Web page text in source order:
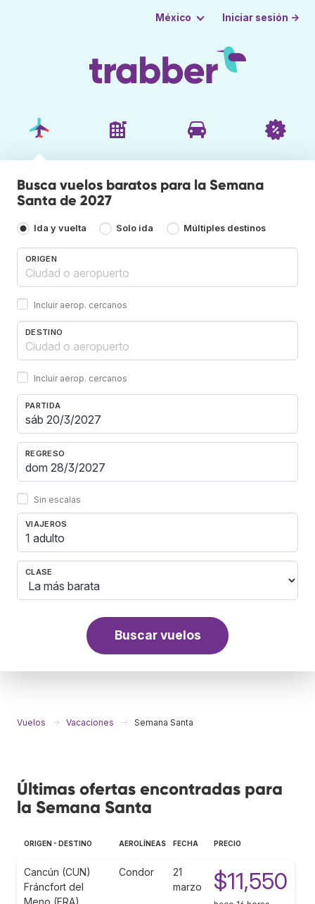
México Iniciar sesión →
Busca vuelos baratos para la Semana
Santa de 2027
Ida y vuelta Solo ida Múltiples destinos
ORIGEN
Incluir aerop. cercanos
DESTINO
Incluir aerop. cercanos
PARTIDA
REGRESO
Sin escalas
VIAJEROS
1 adulto
CLASE
Buscar vuelos
Vuelos Vacaciones Semana Santa
Últimas ofertas encontradas para
la Semana Santa
ORIGEN - DESTINO AEROLÍNEAS FECHA PRECIO
Cancún (CUN)
Fráncfort del
Meno (FRA)
Condor
21
marzo
$11,550